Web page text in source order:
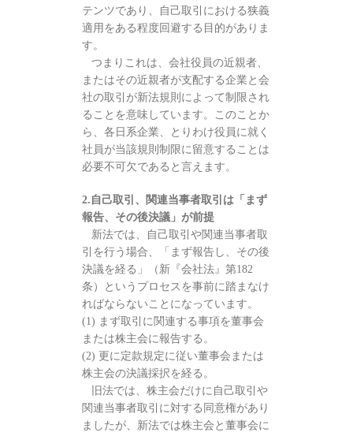
テンツであり、自己取引における狭義
適用をある程度回避する目的がありま
す。
つまりこれは、会社役員の近親者、
またはその近親者が支配する企業と会
社の取引が新法規則によって制限され
ることを意味しています。このことか
ら、各日系企業、とりわけ役員に就く
社員が当該規則制限に留意することは
必要不可欠であると言えます。
2.自己取引、関連当事者取引は「まず
報告、その後決議」が前提
新法では、自己取引や関連当事者取
引を行う場合、「まず報告し、その後
決議を経る」（新『会社法』第182
条）というプロセスを事前に踏まなけ
ればならないことになっています。
(1) まず取引に関連する事項を董事会
または株主会に報告する。
(2) 更に定款規定に従い董事会または
株主会の決議採択を経る。
旧法では、株主会だけに自己取引や
関連当事者取引に対する同意権があり
ましたが、新法では株主会と董事会に